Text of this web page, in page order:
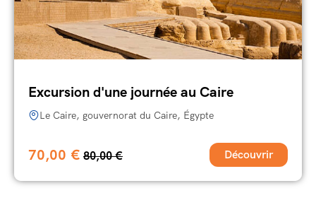
Excursion d'une journée au Caire
Le Caire, gouvernorat du Caire, Égypte
70,00 € 80,00€ Découvrir